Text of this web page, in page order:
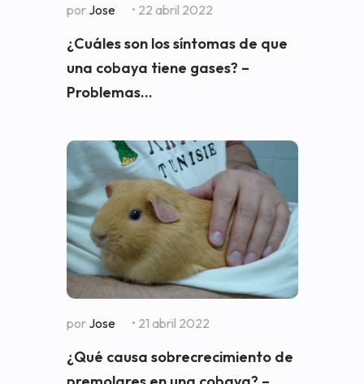
por Jose • 22 abril 2022
¿Cuáles son los síntomas de que
una cobaya tiene gases? –
Problemas...
por Jose • 21 abril 2022
¿Qué causa sobrecrecimiento de